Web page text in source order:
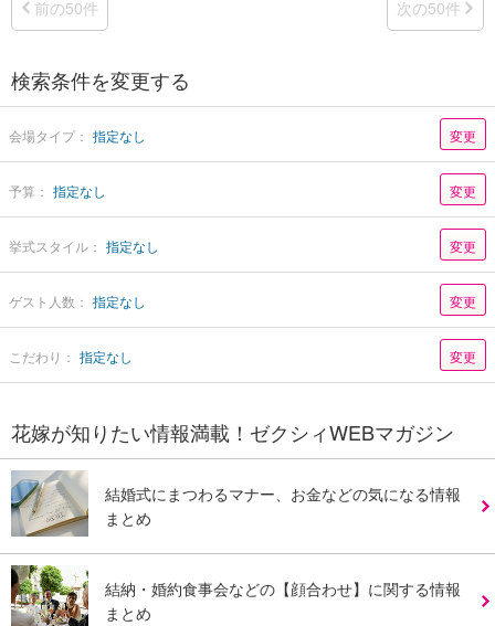
前の50件 次の50件
検索条件を変更する
会場タイプ： 指定なし 変更
予算： 指定なし 変更
挙式スタイル： 指定なし 変更
ゲスト人数： 指定なし 変更
こだわり： 指定なし 変更
花嫁が知りたい情報満載！ゼクシィWEBマガジン
結婚式にまつわるマナー、お金などの気になる情報
まとめ
結納・婚約食事会などの【顔合わせ】に関する情報
まとめ